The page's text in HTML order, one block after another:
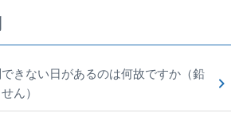
きない日があるのは何故ですか（鉛
ん）